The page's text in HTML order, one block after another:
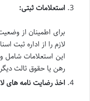
استعلامات ثبتی:
برای اطمینان از
لازم را از اداره ثبت
این استعلامات شامل
رهن یا حقوق ثالث
اخذ رضایت نامه های